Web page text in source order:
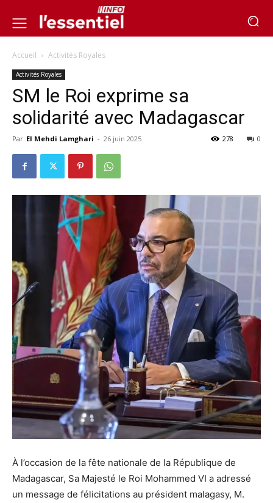
Accueil Activités Royales
Activités Royales
SM le Roi exprime sa
solidarité avec Madagascar
Par El Mehdi Lamghari - 26 juin 2025 0
278
À l’occasion de la fête nationale de la République de
Madagascar, Sa Majesté le Roi Mohammed VI a adressé
un message de félicitations au président malagasy, M.